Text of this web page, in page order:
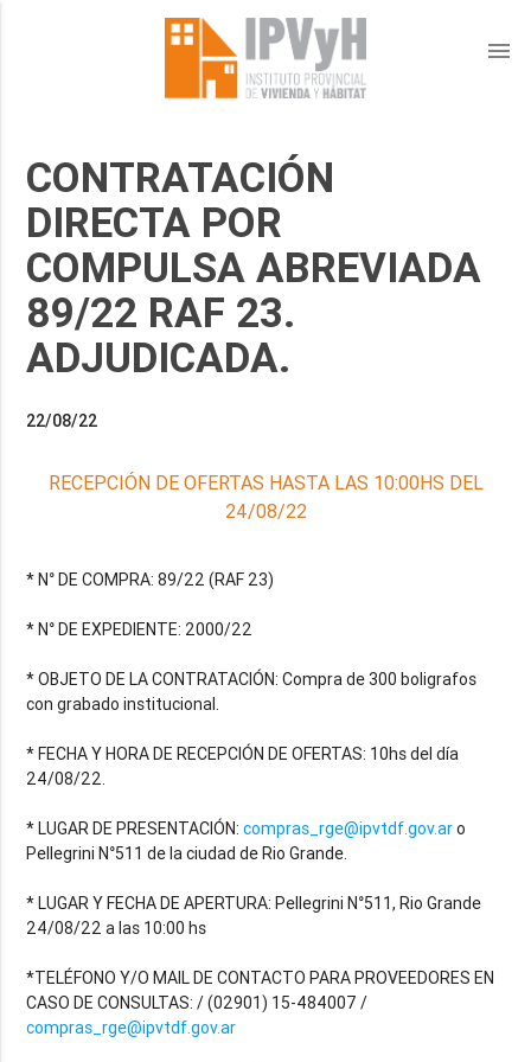
menu
CONTRATACIÓN
DIRECTA POR
COMPULSA ABREVIADA
89/22 RAF 23.
ADJUDICADA.
22/08/22
RECEPCIÓN DE OFERTAS HASTA LAS 10:00HS DEL
24/08/22
* N° DE COMPRA: 89/22 (RAF 23)
* N° DE EXPEDIENTE: 2000/22
* OBJETO DE LA CONTRATACIÓN: Compra de 300 boligrafos
con grabado institucional.
* FECHA Y HORA DE RECEPCIÓN DE OFERTAS: 10hs del día
24/08/22.
* LUGAR DE PRESENTACIÓN:compras_rge@ipvtdf.gov.aro
Pellegrini N°511 de la ciudad de Rio Grande.
* LUGAR Y FECHA DE APERTURA: Pellegrini N°511, Rio Grande
24/08/22 a las 10:00 hs
*TELÉFONO Y/O MAIL DE CONTACTO PARA PROVEEDORES EN
CASO DE CONSULTAS: / (02901) 15-484007 /
compras_rge@ipvtdf.gov.ar